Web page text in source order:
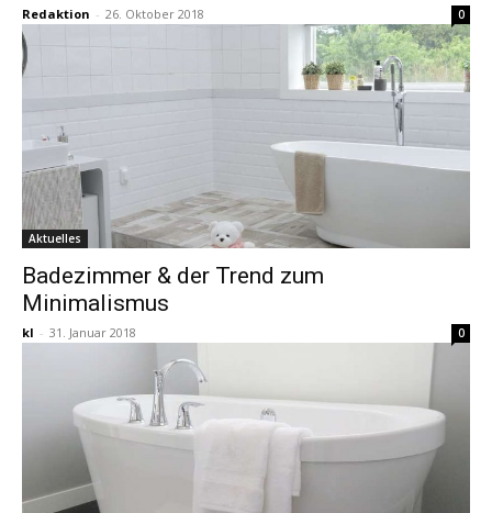
Redaktion - 26. Oktober 2018 0
Aktuelles
Badezimmer & der Trend zum
Minimalismus
kl - 31. Januar 2018 0